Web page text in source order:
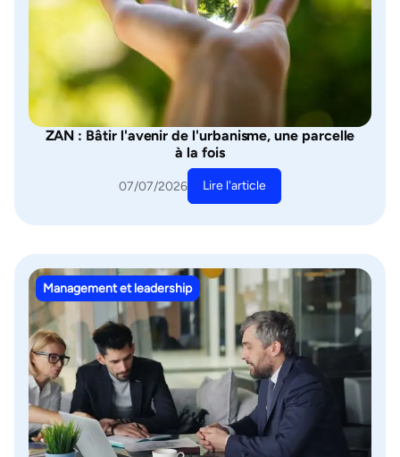
ZAN : Bâtir l'avenir de l'urbanisme, une parcelle
à la fois
07/07/2026 Lire l'article
Management et leadership